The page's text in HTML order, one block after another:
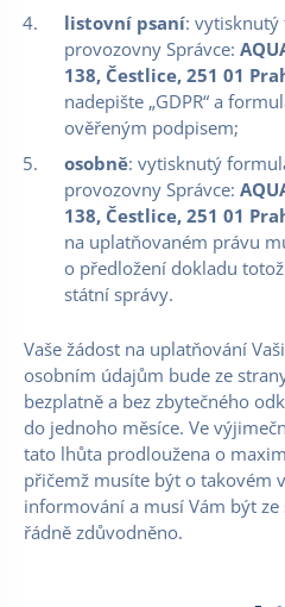
listovní psaní: vytisknutý
provozovny Správce:
138, Čestlice, 251 01
nadepište „GDPR“ a
ověřeným podpisem;
osobně: vytisknutý
provozovny Správce:
138, Čestlice, 251 01
na uplatňovaném právu
o předložení dokladu
státní správy.
Vaše žádost na uplatňování
osobním údajům bude ze
bezplatně a bez zbytečného
do jednoho měsíce. Ve
tato lhůta prodloužena o
přičemž musíte být o takovém
informování a musí Vám být ze
řádně zdůvodněno.